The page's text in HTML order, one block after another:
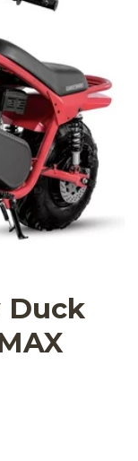
Duck